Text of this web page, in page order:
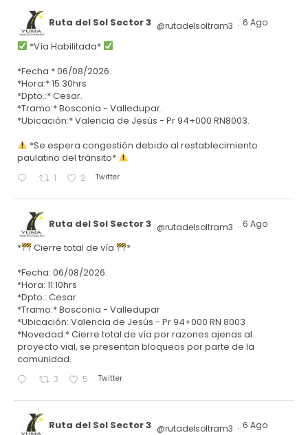
Ruta del Sol Sector 3 @rutadelsoltram3 · 6 Ago
*Vía Habilitada*
*Fecha:* 06/08/2026.
*Hora:* 15:30hrs
*Dpto.:* Cesar.
*Tramo:* Bosconia - Valledupar.
*Ubicación:* Valencia de Jesús - Pr 94+000 RN8003.
*Se espera congestión debido al restablecimiento
paulatino del tránsito*
1 2 Twitter
Ruta del Sol Sector 3 @rutadelsoltram3 · 6 Ago
* Cierre total de vía
*
*Fecha: 06/08/2026.
*Hora: 11:10hrs
*Dpto.: Cesar
*Tramo:* Bosconia - Valledupar
*Ubicación: Valencia de Jesús - Pr 94+000 RN 8003
*Novedad:* Cierre total de vía por razones ajenas al
proyecto vial, se presentan bloqueos por parte de la
comunidad.
3 5 Twitter
Ruta del Sol Sector 3 @rutadelsoltram3 · 6 Ago